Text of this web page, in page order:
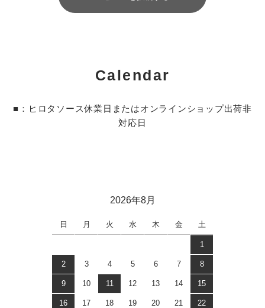
Calendar
■：ヒロタソース休業日またはオンラインショップ出荷非
対応日
2026年8月
日 月 火 水 木 金 土
1
2 3 4 5 6 7 8
9 10 11 12 13 14 15
16 17 18 19 20 21 22